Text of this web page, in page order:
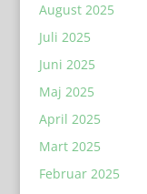
August 2025
Juli 2025
Juni 2025
Maj 2025
April 2025
Mart 2025
Februar 2025